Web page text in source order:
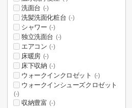
洗面台 (-)
洗髪洗面化粧台 (-)
シャワー (-)
独立洗面台 (-)
エアコン (-)
床暖房 (-)
床下収納 (-)
ウォークインクロゼット (-)
ウォークインシューズクロゼット
(-)
収納豊富 (-)